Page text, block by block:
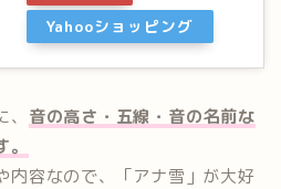
Yahooショッピング
音の高さ・五線・音の名前な
内容なので、「アナ雪」が大好